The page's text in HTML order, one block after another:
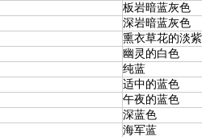
板岩暗蓝灰色
深岩暗蓝灰色
熏衣草花的淡
幽灵的白色
纯蓝
适中的蓝色
午夜的蓝色
深蓝色
海军蓝